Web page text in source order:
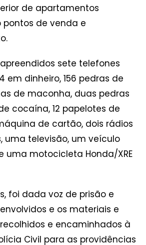
de apartamentos
pontos de venda e
sete telefones
em dinheiro, 156 pedras de
de maconha, duas pedras
cocaína, 12 papelotes de
de cartão, dois rádios
uma televisão, um veículo
uma motocicleta Honda/XRE
foi dada voz de prisão e
e os materiais e
e encaminhados à
Civil para as providências